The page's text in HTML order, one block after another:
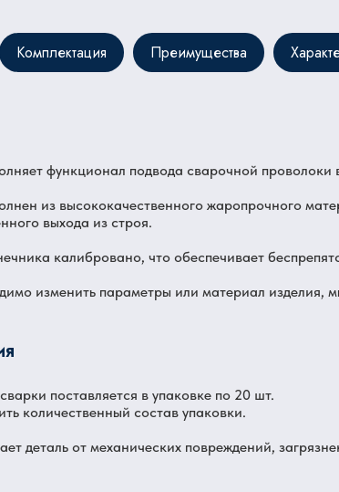
Комплектация Преимущества
функционал подвода сварочной
из высококачественного жаропрочного
выхода из строя.
калибровано, что обеспечивает
изменить параметры или материал изделия,
поставляется в упаковке по 20 шт.
количественный состав упаковки.
деталь от механических повреждений,